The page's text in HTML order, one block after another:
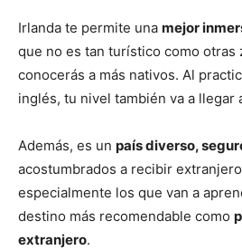
Irlanda te permite una mejor
que no es tan turístico como otras
conocerás a más nativos. Al
inglés, tu nivel también va a llegar
Además, es un país diverso,
acostumbrados a recibir
especialmente los que van a
destino más recomendable como
extranjero.